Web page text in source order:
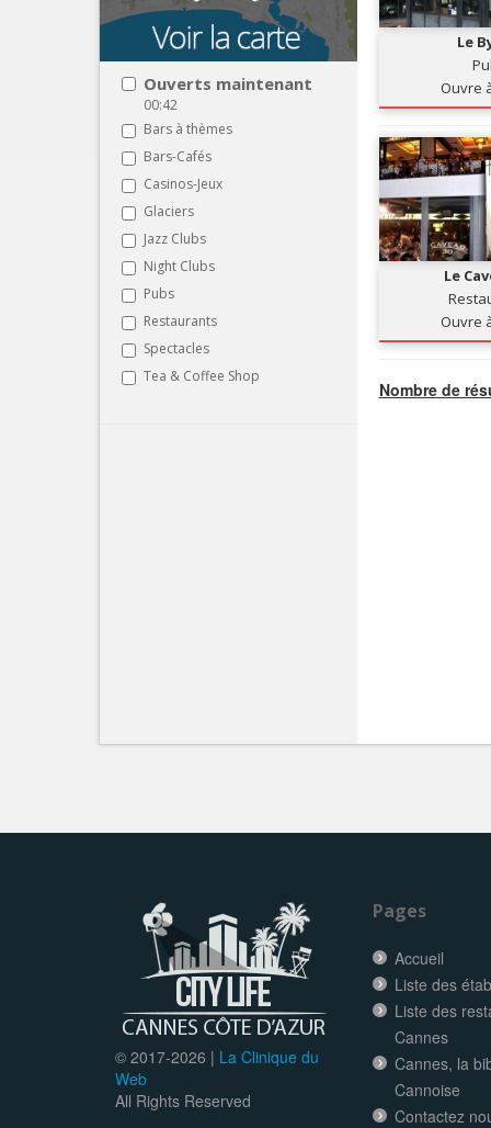
Ouverts maintenant
00:42
Bars à thèmes
Bars-Cafés
Casinos-Jeux
Glaciers
Jazz Clubs
Night Clubs
Pubs
Restaurants
Spectacles
Tea & Coffee Shop
Le
Ouvre
Le
Ouvre
Nombre de
© 2017-2026 | La Clinique du
Web
All Rights Reserved
Pages
Accueil
Liste des
Liste des
Cannes
Cannes, la
Cannoise
Contactez